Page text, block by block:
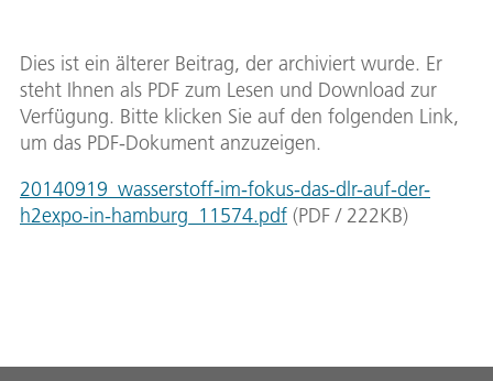
Dies ist ein älterer Beitrag, der archiviert wurde. Er
steht Ihnen als PDF zum Lesen und Download zur
Verfügung. Bitte klicken Sie auf den folgenden Link,
um das PDF-Dokument anzuzeigen.
20140919_wasserstoff-im-fokus-das-dlr-auf-der-
h2expo-in-hamburg_11574.pdf (PDF / 222KB)